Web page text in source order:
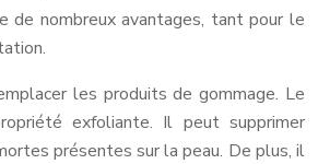
de nombreux avantages, tant pour le
les produits de gommage. Le
exfoliante. Il peut supprimer
présentes sur la peau. De plus, il